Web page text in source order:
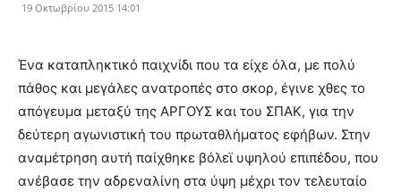
19 Οκτωβρίου 2015 14:01
Ένα καταπληκτικό παιχνίδι που τα είχε όλα, με πολύ
πάθος και μεγάλες ανατροπές στο σκορ, έγινε χθες το
απόγευμα μεταξύ της ΑΡΓΟΥΣ και του ΣΠΑΚ, για την
δεύτερη αγωνιστική του πρωταθλήματος εφήβων. Στην
αναμέτρηση αυτή παίχθηκε βόλεϊ υψηλού επιπέδου, που
ανέβασε την αδρεναλίνη στα ύψη μέχρι τον τελευταίο